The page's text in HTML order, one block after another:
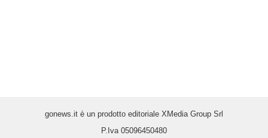
gonews.it è un prodotto editoriale XMedia Group Srl
P.Iva 05096450480